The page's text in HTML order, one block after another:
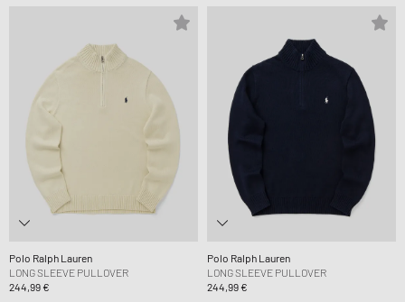
Polo Ralph Lauren
LONG SLEEVE PULLOVER
244,99 €
Polo Ralph Lauren
LONG SLEEVE PULLOVER
244,99 €